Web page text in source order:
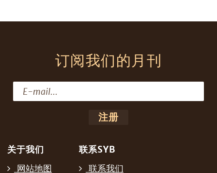
订阅我们的月刊
关于我们
网站地图
联系SYB
联系我们